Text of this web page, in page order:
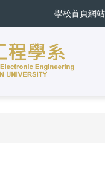
學校首頁網